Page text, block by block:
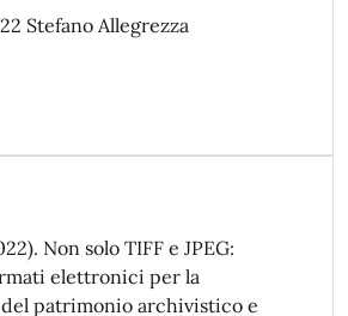
Stefano Allegrezza
Non solo TIFF e JPEG:
elettronici per la
patrimonio archivistico e